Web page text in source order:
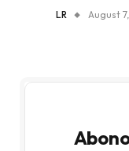
LR August